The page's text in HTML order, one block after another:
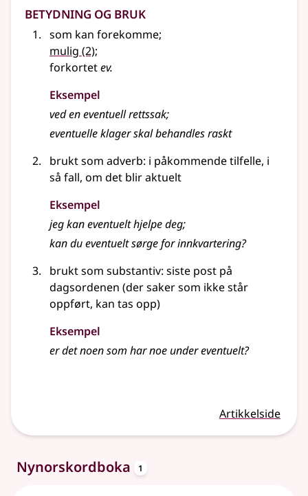
Betydning og bruk
som kan forekomme;
mulig (2);
forkortetev.
Eksempel
ved eneventuellrettssak;
eventuelleklager skal behandles raskt
brukt som adverb: i påkommende tilfelle, i
så fall, om det blir aktuelt
Eksempel
jeg kan eventuelt hjelpe deg;
kan du eventuelt sørge for innkvartering?
brukt som substantiv: siste post på
dagsordenen (der saker som ikke står
oppført, kan tas opp)
Eksempel
er det noen som har noe under eventuelt?
Artikkelside
Nynorskordboka 1